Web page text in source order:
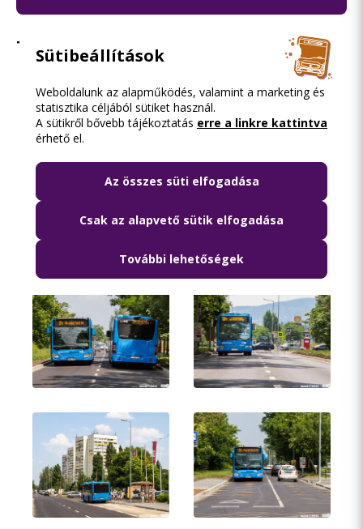
További információ
Fotógaléria(10)
Sütibeállítások
Weboldalunk az alapműködés, valamint a marketing és
statisztika céljából sütiket használ.
A sütikről bővebb tájékoztatás erre a linkre kattintva
érhető el.
Az összes süti elfogadása
Csak az alapvető sütik elfogadása
További lehetőségek